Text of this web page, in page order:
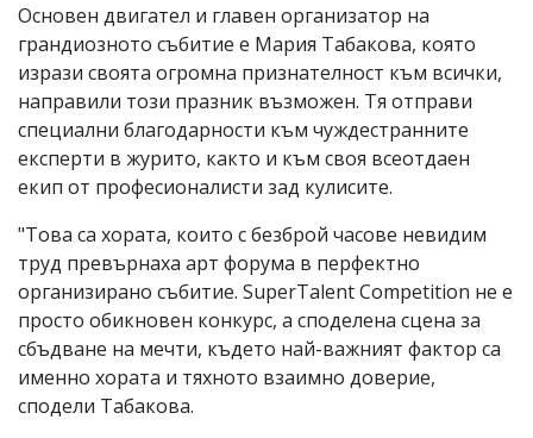
Основен двигател и главен организатор на
грандиозното събитие е Мария Табакова, която
изрази своята огромна признателност към всички,
направили този празник възможен. Тя отправи
специални благодарности към чуждестранните
експерти в журито, както и към своя всеотдаен
екип от професионалисти зад кулисите.
"Това са хората, които с безброй часове невидим
труд превърнаха арт форума в перфектно
организирано събитие. SuperTalent Competition не е
просто обикновен конкурс, а споделена сцена за
сбъдване на мечти, където най-важният фактор са
именно хората и тяхното взаимно доверие,
сподели Табакова.